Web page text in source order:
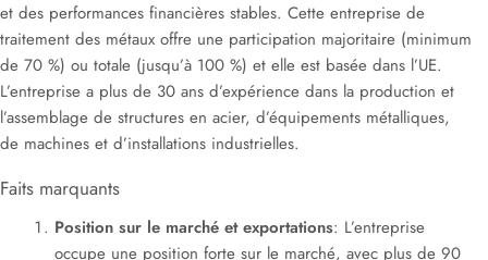
et des performances financières stables. Cette entreprise de
traitement des métaux offre une participation majoritaire (minimum
de 70 %) ou totale (jusqu’à 100 %) et elle est basée dans l’UE.
L’entreprise a plus de 30 ans d’expérience dans la production et
l’assemblage de structures en acier, d’équipements métalliques,
de machines et d’installations industrielles.
Faits marquants
Position sur le marché et exportations: L’entreprise
occupe une position forte sur le marché, avec plus de 90